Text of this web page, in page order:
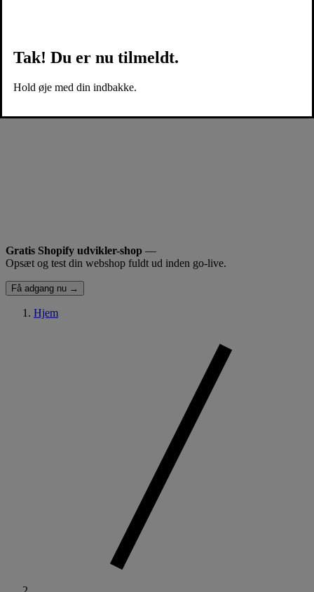
Gratis Shopify udvikler-shop —
Opsæt og test din webshop fuldt ud inden go-live.
Få adgang nu →
Hjem
Tak! Du er nu tilmeldt.
Hold øje med din indbakke.